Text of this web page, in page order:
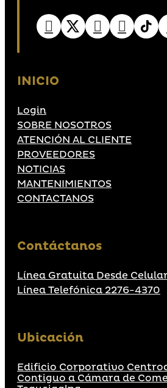
INICIO
Login
SOBRE NOSOTROS
ATENCIÓN AL CLIENTE
PROVEEDORES
NOTICIAS
MANTENIMIENTOS
CONTACTANOS
Contáctanos
Línea Gratuita Desde Celular
Línea Telefónica 2276-4370
Ubicación
Edificio Corporativo
Contiguo a Cámara de